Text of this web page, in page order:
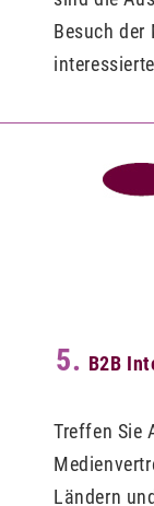
Besuch der
5. B2B
Treffen Sie
Ländern